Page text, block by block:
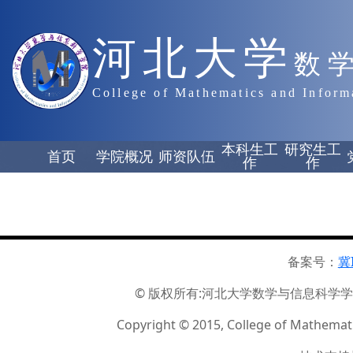
河北大学 数
College of Mathematics and
首页 学院概况 师资队伍 本科生工
作
研究生工
作
备案号：
© 版权所有:河北大学数学与信息科
Copyright © 2015, College of